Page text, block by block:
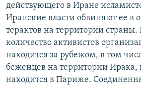
действующего в Иране
Иранские власти обвиняют ее в
терактов на территории страны.
количество активистов
находится за рубежом, в том
беженцев на территории Ирака,
находится в Париже.